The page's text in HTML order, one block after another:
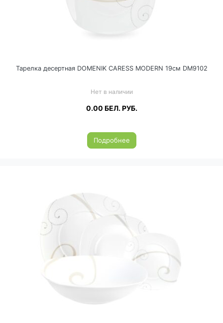
Тарелка десертная DOMENIK CARESS MODERN 19см DM9102
Нет в наличии
0.00 БЕЛ. РУБ.
Подробнее